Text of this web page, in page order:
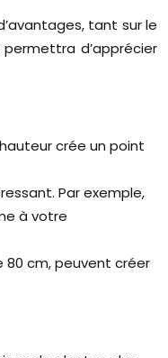
tant sur le
d’apprécier
crée un point
Par exemple,
à votre
cm, peuvent créer